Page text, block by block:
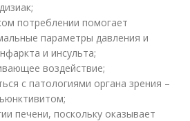
потреблении помогает
параметры давления и
и инсульта;
воздействие;
с патологиями органа зрения –
печени, поскольку оказывает